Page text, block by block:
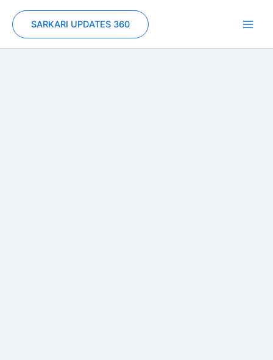
content
SARKARI UPDATES 360